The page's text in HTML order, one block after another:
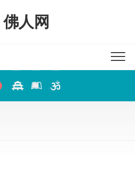
佛人网